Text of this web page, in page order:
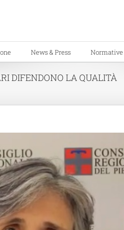
News & Press Normative
DIFENDONO LA QUALITÀ